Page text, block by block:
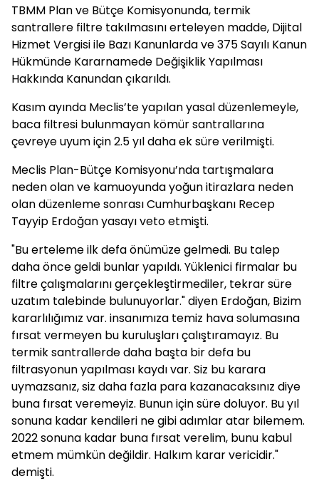
TBMM Plan ve Bütçe Komisyonunda, termik
santrallere filtre takılmasını erteleyen madde, Dijital
Hizmet Vergisi ile Bazı Kanunlarda ve 375 Sayılı Kanun
Hükmünde Kararnamede Değişiklik Yapılması
Hakkında Kanundan çıkarıldı.
Kasım ayında Meclis’te yapılan yasal düzenlemeyle,
baca filtresi bulunmayan kömür santrallarına
çevreye uyum için 2.5 yıl daha ek süre verilmişti.
Meclis Plan-Bütçe Komisyonu’nda tartışmalara
neden olan ve kamuoyunda yoğun itirazlara neden
olan düzenleme sonrası Cumhurbaşkanı Recep
Tayyip Erdoğan yasayı veto etmişti.
"Bu erteleme ilk defa önümüze gelmedi. Bu talep
daha önce geldi bunlar yapıldı. Yüklenici firmalar bu
filtre çalışmalarını gerçekleştirmediler, tekrar süre
uzatım talebinde bulunuyorlar." diyen Erdoğan, Bizim
kararlılığımız var. insanımıza temiz hava solumasına
fırsat vermeyen bu kuruluşları çalıştıramayız. Bu
termik santrallerde daha başta bir defa bu
filtrasyonun yapılması kaydı var. Siz bu karara
uymazsanız, siz daha fazla para kazanacaksınız diye
buna fırsat veremeyiz. Bunun için süre doluyor. Bu yıl
sonuna kadar kendileri ne gibi adımlar atar bilemem.
2022 sonuna kadar buna fırsat verelim, bunu kabul
etmem mümkün değildir. Halkım karar vericidir."
demişti.